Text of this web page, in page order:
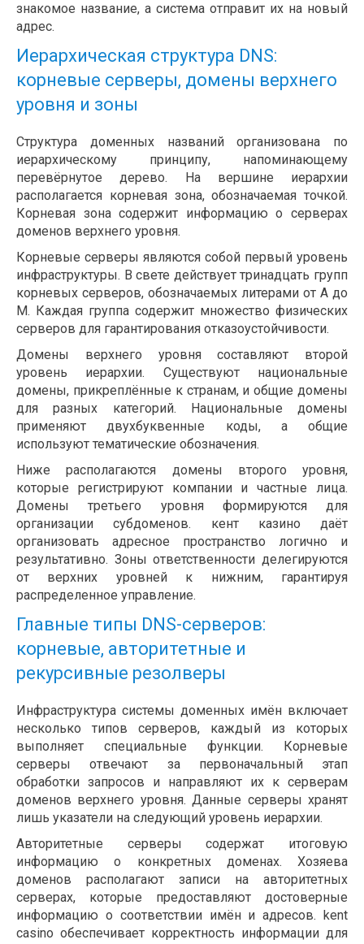
знакомое название, а система отправит их на новый
адрес.
Иерархическая структура DNS:
корневые серверы, домены верхнего
уровня и зоны
Структура доменных названий организована по
иерархическому принципу, напоминающему
перевёрнутое дерево. На вершине иерархии
располагается корневая зона, обозначаемая точкой.
Корневая зона содержит информацию о серверах
доменов верхнего уровня.
Корневые серверы являются собой первый уровень
инфраструктуры. В свете действует тринадцать групп
корневых серверов, обозначаемых литерами от A до
M. Каждая группа содержит множество физических
серверов для гарантирования отказоустойчивости.
Домены верхнего уровня составляют второй
уровень иерархии. Существуют национальные
домены, прикреплённые к странам, и общие домены
для разных категорий. Национальные домены
применяют двухбуквенные коды, а общие
используют тематические обозначения.
Ниже располагаются домены второго уровня,
которые регистрируют компании и частные лица.
Домены третьего уровня формируются для
организации субдоменов. кент казино даёт
организовать адресное пространство логично и
результативно. Зоны ответственности делегируются
от верхних уровней к нижним, гарантируя
распределенное управление.
Главные типы DNS-серверов:
корневые, авторитетные и
рекурсивные резолверы
Инфраструктура системы доменных имён включает
несколько типов серверов, каждый из которых
выполняет специальные функции. Корневые
серверы отвечают за первоначальный этап
обработки запросов и направляют их к серверам
доменов верхнего уровня. Данные серверы хранят
лишь указатели на следующий уровень иерархии.
Авторитетные серверы содержат итоговую
информацию о конкретных доменах. Хозяева
доменов располагают записи на авторитетных
серверах, которые предоставляют достоверные
информацию о соответствии имён и адресов. kent
casino обеспечивает корректность информации для